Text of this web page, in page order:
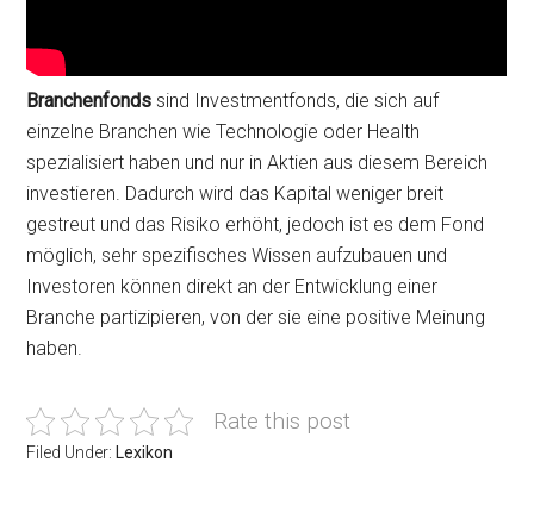
Branchenfonds sind Investmentfonds, die sich auf
einzelne Branchen wie Technologie oder Health
spezialisiert haben und nur in Aktien aus diesem Bereich
investieren. Dadurch wird das Kapital weniger breit
gestreut und das Risiko erhöht, jedoch ist es dem Fond
möglich, sehr spezifisches Wissen aufzubauen und
Investoren können direkt an der Entwicklung einer
Branche partizipieren, von der sie eine positive Meinung
haben.
Rate this post
Filed Under: Lexikon